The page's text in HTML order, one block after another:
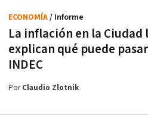
La inflación en la Ciudad
explican qué puede
INDEC
ECONOMÍA/ Informe
PorClaudio Zlotnik